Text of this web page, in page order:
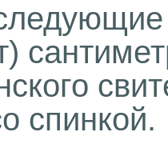
спинкой.